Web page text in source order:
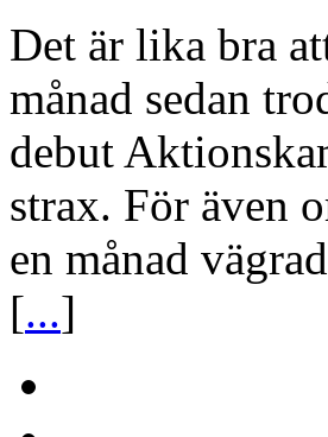
Det är lika bra
månad sedan
debut
strax. För även
en månad
[...]